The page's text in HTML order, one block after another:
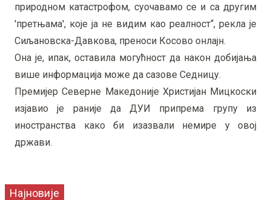
природном катастрофом, суочавамо се и са другим
'претњама', које ја не видим као реалност“, рекла је
Сиљановска-Давкова, преноси Косово онлајн.
Она је, ипак, оставила могућност да након добијања
више информација може да сазове Седницу.
Премијер Северне Македоније Христијан Мицкоски
изјавио је раније да ДУИ припрема групу из
иностранства како би изазвали немире у овој
држави.
Најновије